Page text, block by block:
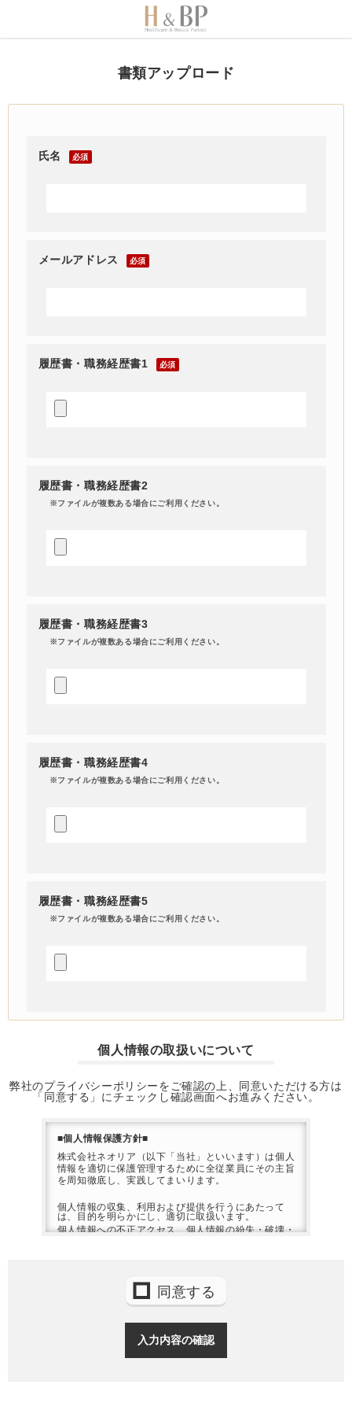
書類アップロード
氏名 必須
メールアドレス 必須
履歴書・職務経歴書1 必須
履歴書・職務経歴書2
※ファイルが複数ある場合にご利用ください。
履歴書・職務経歴書3
※ファイルが複数ある場合にご利用ください。
履歴書・職務経歴書4
※ファイルが複数ある場合にご利用ください。
履歴書・職務経歴書5
※ファイルが複数ある場合にご利用ください。
個人情報の取扱いについて
弊社のプライバシーポリシーをご確認の上、同意いただける方は
「同意する」にチェックし確認画面へお進みください。
■個人情報保護方針■
株式会社ネオリア（以下「当社」といいます）は個人
情報を適切に保護管理するために全従業員にその主旨
を周知徹底し、実践してまいります。
個人情報の収集、利用および提供を行うにあたって
は、目的を明らかにし、適切に取扱います。
個人情報への不正アクセス、個人情報の紛失・破壊・
個人情報保護のためのマネジメントシステムを実施
し、継続的な改善を行います。
当社は、原則として以下に掲げる目的に限って、ご利
用者のお名前、住所、電話番号、FAX番号、emailア
同意する